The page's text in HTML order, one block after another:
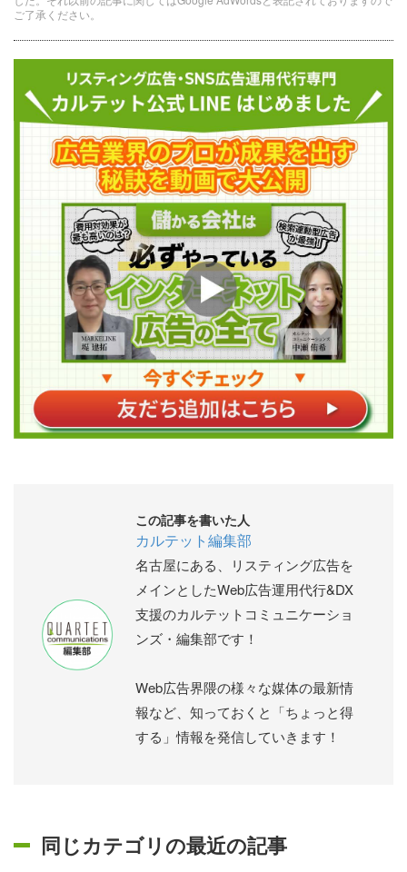
ご了承ください。
この記事を書いた人
カルテット編集部
名古屋にある、リスティング広告を
メインとしたWeb広告運用代行&DX
支援のカルテットコミュニケーショ
ンズ・編集部です！
Web広告界隈の様々な媒体の最新情
報など、知っておくと「ちょっと得
する」情報を発信していきます！
同じカテゴリの最近の記事